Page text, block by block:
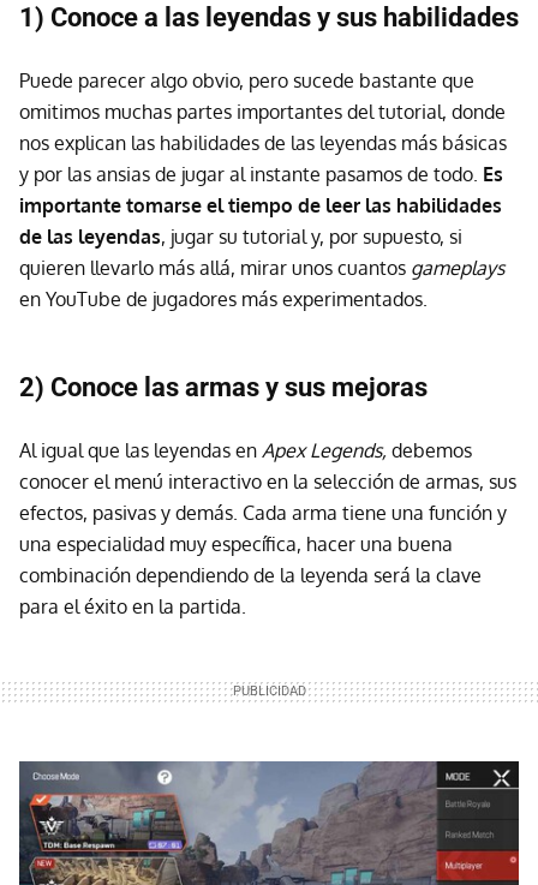
1) Conoce a las leyendas y sus habilidades
Puede parecer algo obvio, pero sucede bastante que
omitimos muchas partes importantes del tutorial, donde
nos explican las habilidades de las leyendas más básicas
y por las ansias de jugar al instante pasamos de todo. Es
importante tomarse el tiempo de leer las habilidades
de las leyendas, jugar su tutorial y, por supuesto, si
quieren llevarlo más allá, mirar unos cuantos gameplays
en YouTube de jugadores más experimentados.
2) Conoce las armas y sus mejoras
Al igual que las leyendas en Apex Legends, debemos
conocer el menú interactivo en la selección de armas, sus
efectos, pasivas y demás. Cada arma tiene una función y
una especialidad muy específica, hacer una buena
combinación dependiendo de la leyenda será la clave
para el éxito en la partida.